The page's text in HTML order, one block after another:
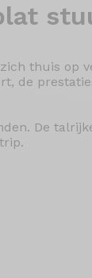
thuis op
de
De